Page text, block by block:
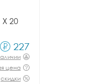
20
227
цена
скидки